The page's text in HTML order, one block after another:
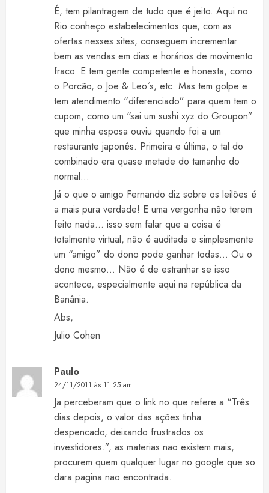
É, tem pilantragem de tudo que é jeito. Aqui no
Rio conheço estabelecimentos que, com as
ofertas nesses sites, conseguem incrementar
bem as vendas em dias e horários de movimento
fraco. E tem gente competente e honesta, como
o Porcão, o Joe & Leo´s, etc. Mas tem golpe e
tem atendimento “diferenciado” para quem tem o
cupom, como um “sai um sushi xyz do Groupon”
que minha esposa ouviu quando foi a um
restaurante japonês. Primeira e última, o tal do
combinado era quase metade do tamanho do
normal…
Já o que o amigo Fernando diz sobre os leilões é
a mais pura verdade! E uma vergonha não terem
feito nada… isso sem falar que a coisa é
totalmente virtual, não é auditada e simplesmente
um “amigo” do dono pode ganhar todas… Ou o
dono mesmo… Não é de estranhar se isso
acontece, especialmente aqui na república da
Banânia.
Abs,
Julio Cohen
Paulo
24/11/2011 às 11:25 am
Ja perceberam que o link no que refere a “Três
dias depois, o valor das ações tinha
despencado, deixando frustrados os
investidores.”, as materias nao existem mais,
procurem quem qualquer lugar no google que so
dara pagina nao encontrada.